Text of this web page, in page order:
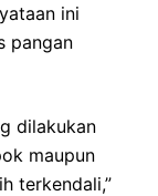
ini
pangan
dilakukan
maupun
terkendali,”